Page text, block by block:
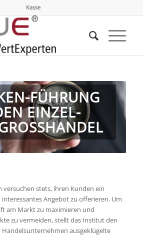
Kasse
FÜHRUNG
EINZEL-
stets, ihren Kunden ein
Angebot zu offerieren. Um
am Markt zu maximieren und
zu vermeiden, stellt das Institut den
ausgeklügelte